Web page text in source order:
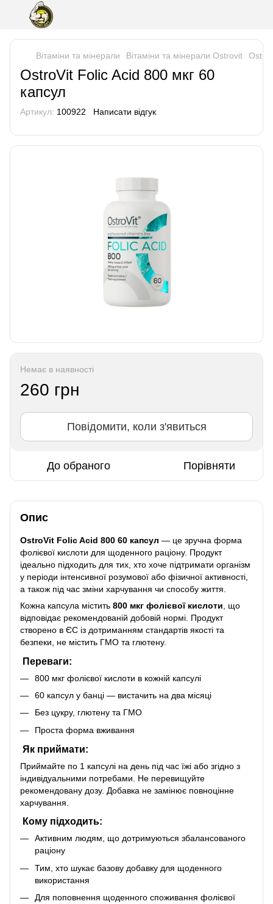
Вітаміни та мінерали Вітаміни та мінерали Ostrovit
OstroVit Folic Acid 800 мкг 60
капсул
Артикул: 100922 Написати відгук
Немає в наявності
260 грн
Повідомити, коли з'явиться
До обраного Порівняти
Опис
OstroVit Folic Acid 800 60 капсул — це зручна форма
фолієвої кислоти для щоденного раціону. Продукт
ідеально підходить для тих, хто хоче підтримати організм
у періоди інтенсивної розумової або фізичної активності,
а також під час зміни харчування чи способу життя.
Кожна капсула містить 800 мкг фолієвої кислоти , що
відповідає рекомендованій добовій нормі. Продукт
створено в ЄС із дотриманням стандартів якості та
безпеки, не містить ГМО та глютену.
Переваги:
800 мкг фолієвої кислоти в кожній капсулі
60 капсул у банці — вистачить на два місяці
Без цукру, глютену та ГМО
Проста форма вживання
Як приймати:
Приймайте по 1 капсулі на день під час їжі або згідно з
індивідуальними потребами. Не перевищуйте
рекомендовану дозу. Добавка не замінює повноцінне
харчування.
Кому підходить:
Активним людям, що дотримуються збалансованого
раціону
Тим, хто шукає базову добавку для щоденного
використання
Для поповнення щоденного споживання фолієвої